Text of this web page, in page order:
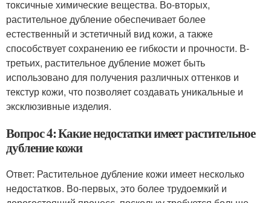
токсичные химические вещества. Во-вторых,
растительное дубление обеспечивает более
естественный и эстетичный вид кожи, а также
способствует сохранению ее гибкости и прочности. В-
третьих, растительное дубление может быть
использовано для получения различных оттенков и
текстур кожи, что позволяет создавать уникальные и
эксклюзивные изделия.
Вопрос 4: Какие недостатки имеет растительное
дубление кожи
Ответ: Растительное дубление кожи имеет несколько
недостатков. Во-первых, это более трудоемкий и